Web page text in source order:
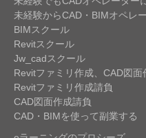
未経験からCAD・BIMオペレ
BIMスクール
Revitスクール
Jw_cadスクール
Revitファミリ作成、CAD図面
Revitファミリ作成請負
CAD図面作成請負
CAD・BIMを使って副業する